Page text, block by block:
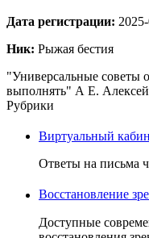
Дата регистрации:
Ник: Рыжая бестия
"Универсальные советы
выполнять" А Е.
Рубрики
Виртуальный
Ответы на письма
Восстановление
Доступные